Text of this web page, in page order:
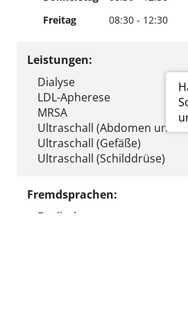
Freitag
08:30 - 12:30
Leistungen:
Dialyse
LDL-Apherese
MRSA
Ultraschall (Abdomen und/
Ultraschall (Gefäße)
Ultraschall (Schilddrüse)
Fremdsprachen:
Englisch